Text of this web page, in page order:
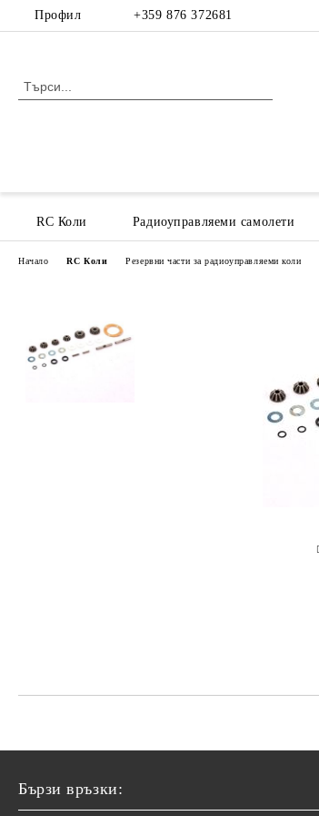
Профил +359 876 372681
RC Коли Радиоуправляеми самолети
Начало RC Коли Резервни части за радиоуправляеми коли
Бързи връзки: